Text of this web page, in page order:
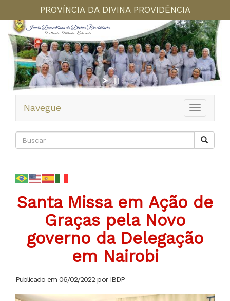
PROVÍNCIA DA DIVINA PROVIDÊNCIA
Irmãs Beneditinas da Divina Providência
Acolhendo . Assistindo . Educando
Toggle
navigation
Navegue
Santa Missa em Ação de
Graças pela Novo
governo da Delegação
em Nairobi
Publicado em 06/02/2022 por IBDP